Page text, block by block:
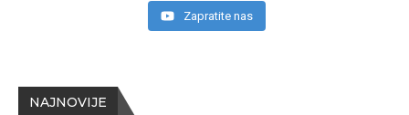
NAJNOVIJE
Zapratite nas